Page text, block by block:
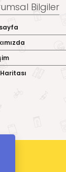
Bilgiler